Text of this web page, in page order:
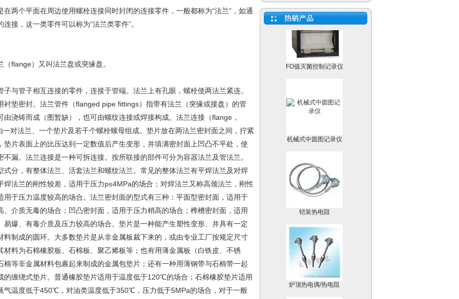
个平面在周边使用螺栓连接同时封闭的连接零件，一般都称为“法兰”，如通
连接，这一类零件可以称为“法兰类零件”。
）又叫法兰盘或突缘盘。
管子相互连接的零件，连接于管端。法兰上有孔眼，螺栓使两法兰紧连。
衬垫密封。法兰管件（flanged pipe fittings）指带有法兰（突缘或接盘）的管
由浇铸而成（图暂缺），也可由螺纹连接或焊接构成。法兰连接（flange，
一对法兰、一个垫片及若干个螺栓螺母组成。垫片放在两法兰密封面之间，拧紧
垫片表面上的比压达到一定数值后产生变形，并填满密封面上凹凸不平处，使
不漏。法兰连接是一种可拆连接。按所联接的部件可分为容器法兰及管法兰。
式分，有整体法兰、活套法兰和螺纹法兰。常见的整体法兰有平焊法兰及对焊
焊法兰的刚性较差，适用于压力p≤4MPa的场合；对焊法兰又称高颈法兰，刚性
用于压力温度较高的场合。法兰密封面的型式有三种：平面型密封面，适用于
、介质无毒的场合；凹凸密封面，适用于压力稍高的场合；榫槽密封面，适用
易爆、有毒介质及压力较高的场合。垫片是一种能产生塑性变形、并具有一定
料制成的圆环。大多数垫片是从非金属板裁下来的，或由专业工厂按规定尺寸
材料为石棉橡胶板、石棉板、聚乙烯板等；也有用薄金属板（白铁皮、不锈
棉等非金属材料包裹起来制成的金属包垫片；还有一种用薄钢带与石棉带一起
的缠绕式垫片。普通橡胶垫片适用于温度低于120℃的场合；石棉橡胶垫片适用
气温度低于450℃，对油类温度低于350℃，压力低于5MPa的场合，对于一般
FO值灭菌控制记录仪
铠装热电阻
炉顶热电偶/热电阻